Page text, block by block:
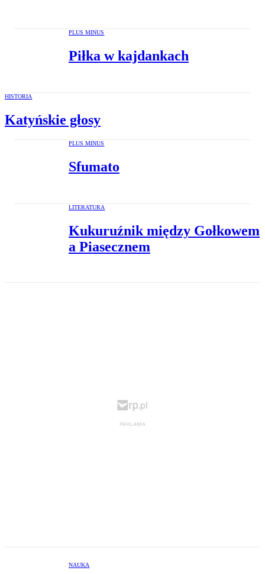
PLUS MINUS
Piłka w kajdankach
HISTORIA
Katyńskie głosy
PLUS MINUS
Sfumato
LITERATURA
Kukuruźnik między Gołkowem
a Piasecznem
NAUKA